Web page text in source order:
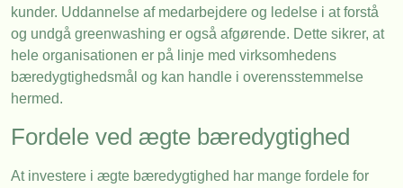
kunder. Uddannelse af medarbejdere og ledelse i at forstå
og undgå greenwashing er også afgørende. Dette sikrer, at
hele organisationen er på linje med virksomhedens
bæredygtighedsmål og kan handle i overensstemmelse
hermed.
Fordele ved ægte bæredygtighed
At investere i ægte bæredygtighed har mange fordele for